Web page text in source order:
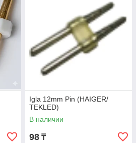
Igla 12mm Pin (HAIGER/
TEKLED)
В наличии
98 ₸